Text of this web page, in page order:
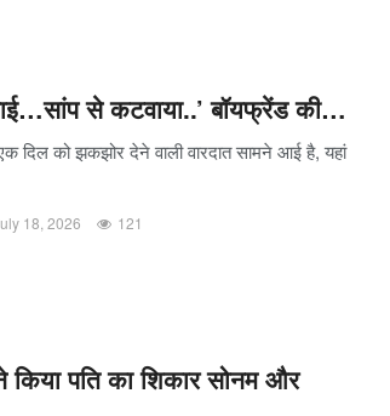
से कटवाया..’ बॉयफ्रेंड की…
दिल को झकझोर देने वाली वारदात सामने आई है, यहां
18, 2026 121
किया पति का शिकार सोनम और